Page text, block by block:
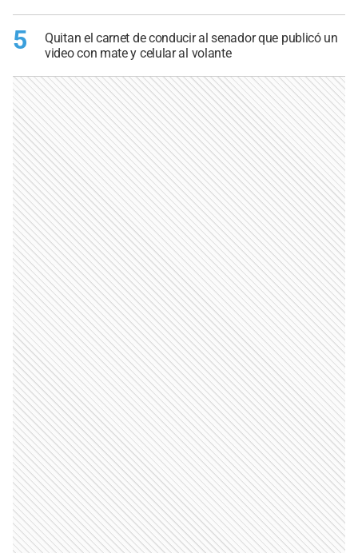
5
Quitan el carnet de conducir al senador que publicó un
video con mate y celular al volante